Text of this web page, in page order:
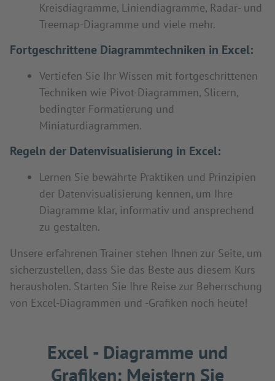
Kreisdiagramme, Liniendiagramme, Radar- und
Treemap-Diagramme und viele mehr.
Fortgeschrittene Diagrammtechniken in Excel:
Vertiefen Sie Ihr Wissen mit fortgeschrittenen
Techniken wie Pivot-Diagrammen, Slicern,
bedingter Formatierung und
Miniaturdiagrammen.
Regeln der Datenvisualisierung in Excel:
Lernen Sie bewährte Praktiken und Prinzipien
der Datenvisualisierung kennen, um Ihre
Diagramme klar, informativ und ansprechend
zu gestalten.
Unsere erfahrenen Trainer stehen Ihnen zur Seite, um
sicherzustellen, dass Sie das Beste aus diesem Kurs
herausholen. Starten Sie Ihre Reise zur Beherrschung
von Excel-Diagrammen und -Grafiken noch heute!
Excel - Diagramme und
Grafiken: Meistern Sie